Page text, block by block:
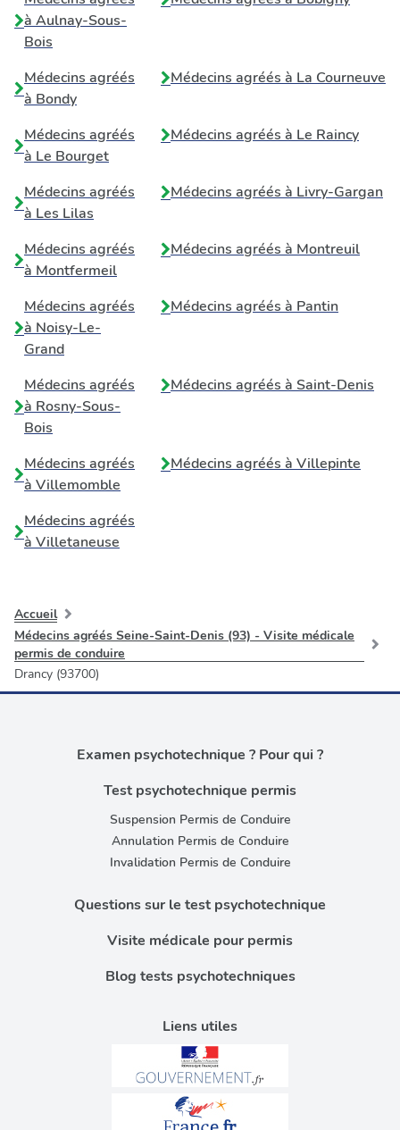
à Aulnay-Sous-
Bois
Médecins agréés
à Bondy
Médecins agréés à La Courneuve
Médecins agréés
à Le Bourget
Médecins agréés à Le Raincy
Médecins agréés
à Les Lilas
Médecins agréés à Livry-Gargan
Médecins agréés
à Montfermeil
Médecins agréés à Montreuil
Médecins agréés
à Noisy-Le-
Grand
Médecins agréés à Pantin
Médecins agréés
à Rosny-Sous-
Bois
Médecins agréés à Saint-Denis
Médecins agréés
à Villemomble
Médecins agréés à Villepinte
Médecins agréés
à Villetaneuse
Accueil
Médecins agréés Seine-Saint-Denis (93) - Visite médicale
permis de conduire
Drancy (93700)
Liens utiles
Examen psychotechnique ? Pour qui ?
Test psychotechnique permis
Suspension Permis de Conduire
Annulation Permis de Conduire
Invalidation Permis de Conduire
Questions sur le test psychotechnique
Visite médicale pour permis
Blog tests psychotechniques